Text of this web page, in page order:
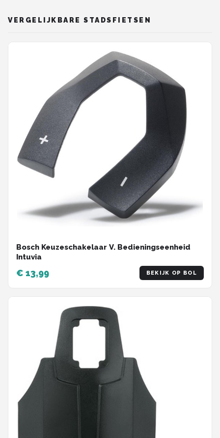
VERGELIJKBARE STADSFIETSEN
Bosch Keuzeschakelaar V. Bedieningseenheid
Intuvia
€ 13,99 BEKIJK OP BOL